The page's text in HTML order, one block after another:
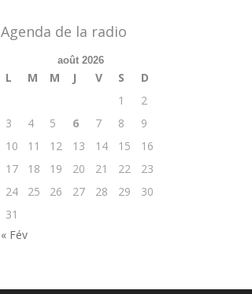
Agenda de la radio
août 2026
L M M J V S
D
1
2
3
4 5 6 7 8
9
10
11 12 13 14 15
16
17
18 19 20 21 22
23
24
25 26 27 28 29
30
31
« Fév